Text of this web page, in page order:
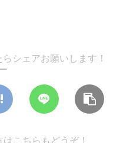
シェアお願いします！
こちらもどうぞ！